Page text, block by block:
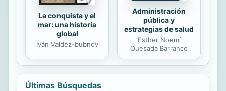
La conquista y el
mar: una historia
global
Iván Valdez-bubnov
Administración
pública y
estrategias de salud
Esther Noemí
Quesada Barranco
Últimas Búsquedas